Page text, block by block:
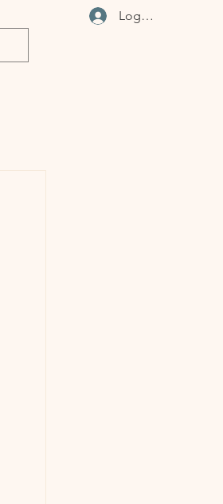
Logga in